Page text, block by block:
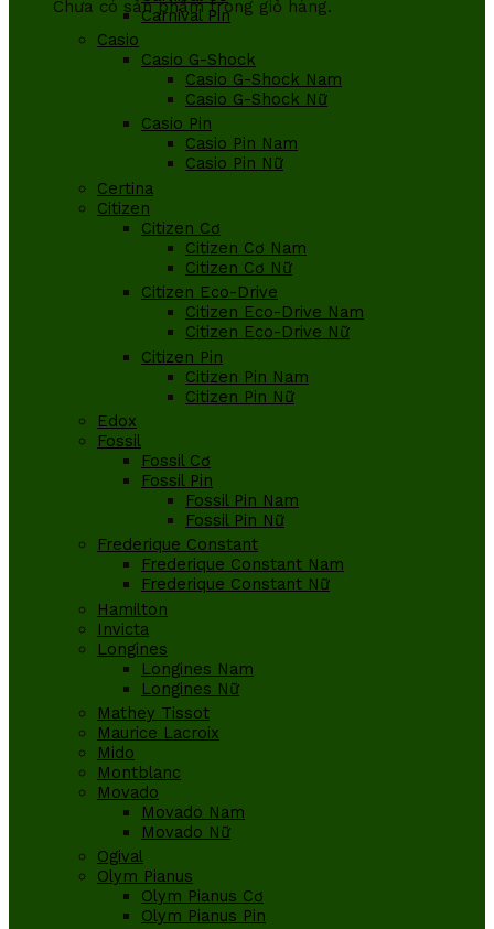
Chưa có sản phẩm trong giỏ hàng.
Carnival Pin
Casio
Casio G-Shock
Casio G-Shock Nam
Casio G-Shock Nữ
Casio Pin
Casio Pin Nam
Casio Pin Nữ
Certina
Citizen
Citizen Cơ
Citizen Cơ Nam
Citizen Cơ Nữ
Citizen Eco-Drive
Citizen Eco-Drive Nam
Citizen Eco-Drive Nữ
Citizen Pin
Citizen Pin Nam
Citizen Pin Nữ
Edox
Fossil
Fossil Cơ
Fossil Pin
Fossil Pin Nam
Fossil Pin Nữ
Frederique Constant
Frederique Constant Nam
Frederique Constant Nữ
Hamilton
Invicta
Longines
Longines Nam
Longines Nữ
Mathey Tissot
Maurice Lacroix
Mido
Montblanc
Movado
Movado Nam
Movado Nữ
Ogival
Olym Pianus
Olym Pianus Cơ
Olym Pianus Pin